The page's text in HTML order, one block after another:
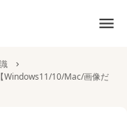
Windows11/10/Mac/画像だ